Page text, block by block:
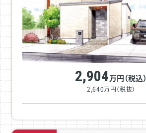
2,904万円（税込）
2,640万円（税抜）